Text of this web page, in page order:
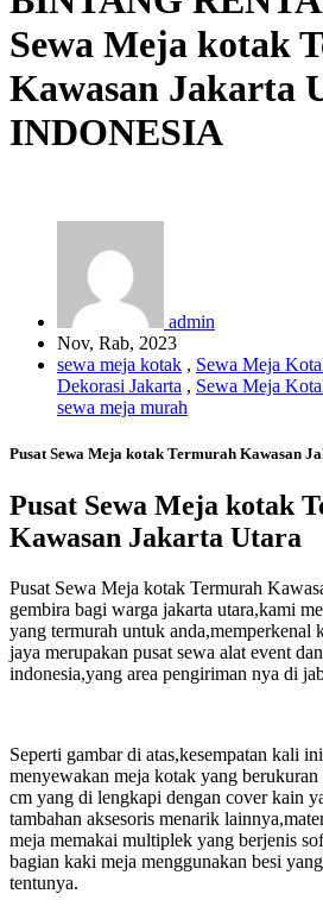
Sewa Meja kotak
Kawasan Jakarta
INDONESIA
admin
Nov, Rab, 2023
sewa meja kotak , Sewa Meja
Dekorasi Jakarta , Sewa Meja
sewa meja murah
Pusat Sewa Meja kotak Termurah Kawasan
Pusat Sewa Meja kotak
Kawasan Jakarta Utara
Pusat Sewa Meja kotak Termurah
gembira bagi warga jakarta utara,kami
yang termurah untuk anda,memperkenal
jaya merupakan pusat sewa alat event
indonesia,yang area pengiriman nya di
Seperti gambar di atas,kesempatan kali
menyewakan meja kotak yang
cm yang di lengkapi dengan cover kain
tambahan aksesoris menarik
meja memakai multiplek yang berjenis
bagian kaki meja menggunakan besi
tentunya.